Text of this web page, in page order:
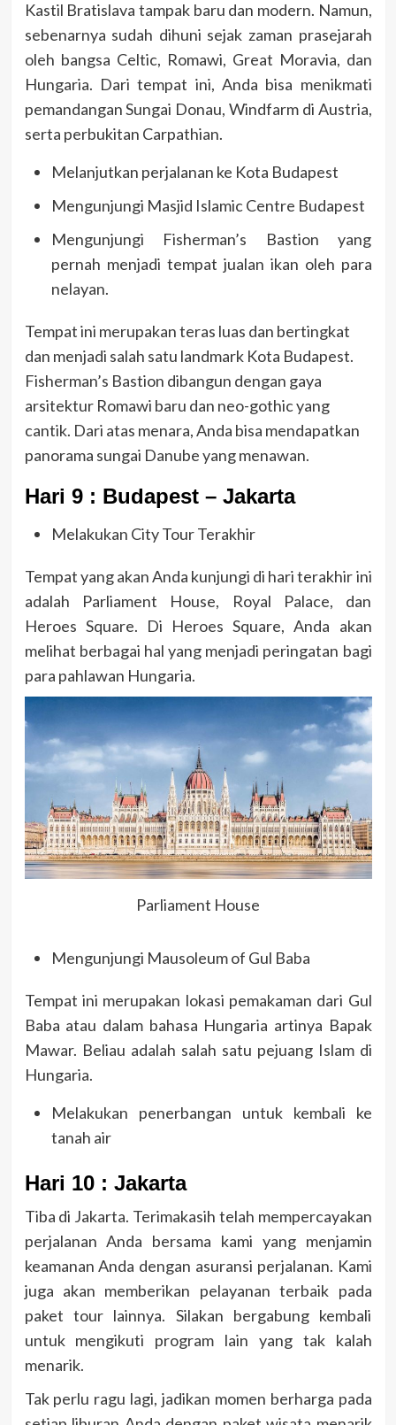
Kastil Bratislava tampak baru dan modern. Namun,
sebenarnya sudah dihuni sejak zaman prasejarah
oleh bangsa Celtic, Romawi, Great Moravia, dan
Hungaria. Dari tempat ini, Anda bisa menikmati
pemandangan Sungai Donau, Windfarm di Austria,
serta perbukitan Carpathian.
Melanjutkan perjalanan ke Kota Budapest
Mengunjungi Masjid Islamic Centre Budapest
Mengunjungi Fisherman’s Bastion yang
pernah menjadi tempat jualan ikan oleh para
nelayan.
Tempat ini merupakan teras luas dan bertingkat
dan menjadi salah satu landmark Kota Budapest.
Fisherman’s Bastion dibangun dengan gaya
arsitektur Romawi baru dan neo-gothic yang
cantik. Dari atas menara, Anda bisa mendapatkan
panorama sungai Danube yang menawan.
Hari 9 : Budapest – Jakarta
Melakukan City Tour Terakhir
Tempat yang akan Anda kunjungi di hari terakhir ini
adalah Parliament House, Royal Palace, dan
Heroes Square. Di Heroes Square, Anda akan
melihat berbagai hal yang menjadi peringatan bagi
para pahlawan Hungaria.
Parliament House
Mengunjungi Mausoleum of Gul Baba
Tempat ini merupakan lokasi pemakaman dari Gul
Baba atau dalam bahasa Hungaria artinya Bapak
Mawar. Beliau adalah salah satu pejuang Islam di
Hungaria.
Melakukan penerbangan untuk kembali ke
tanah air
Hari 10 : Jakarta
Tiba di Jakarta. Terimakasih telah mempercayakan
perjalanan Anda bersama kami yang menjamin
keamanan Anda dengan asuransi perjalanan. Kami
juga akan memberikan pelayanan terbaik pada
paket tour lainnya. Silakan bergabung kembali
untuk mengikuti program lain yang tak kalah
menarik.
Tak perlu ragu lagi, jadikan momen berharga pada